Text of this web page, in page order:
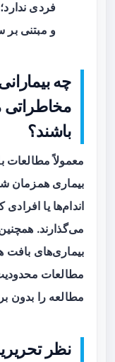
فردی
و مبتنی
چه
باشند؟
معمولاً مطالعات
بیماری همزمان
اندام‌ها یا
می‌گذارند.
بیماری‌های بافت
مطالعات محدودیت
مطالعه را بدون
نظر